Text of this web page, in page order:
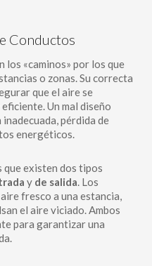
Conductos
los «caminos» por los que
o zonas. Su correcta
que el aire se
Un mal diseño
pérdida de
energéticos.
que existen dos tipos
y de salida. Los
fresco a una estancia,
el aire viciado. Ambos
para garantizar una